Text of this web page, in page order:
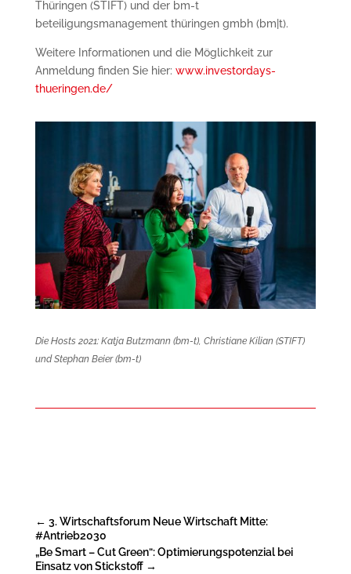
Thüringen (STIFT) und der bm-t
beteiligungsmanagement thüringen gmbh (bm|t).
Weitere Informationen und die Möglichkeit zur
Anmeldung finden Sie hier: www.investordays-
thueringen.de/
Die Hosts 2021: Katja Butzmann (bm-t), Christiane Kilian (STIFT)
und Stephan Beier (bm-t)
← 3. Wirtschaftsforum Neue Wirtschaft Mitte:
#Antrieb2030
„Be Smart – Cut Green“: Optimierungspotenzial bei
Einsatz von Stickstoff→